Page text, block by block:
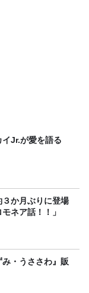
Jr.が愛を語る
ネア話！！」
・うささわ』販